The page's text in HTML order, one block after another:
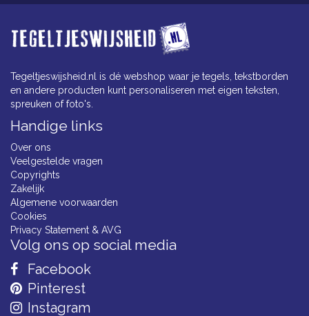
Tegeltjeswijsheid.nl is dé webshop waar je tegels, tekstborden
en andere producten kunt personaliseren met eigen teksten,
spreuken of foto's.
Handige links
Over ons
Veelgestelde vragen
Copyrights
Zakelijk
Algemene voorwaarden
Cookies
Privacy Statement & AVG
Volg ons op social media
Facebook
Pinterest
Instagram